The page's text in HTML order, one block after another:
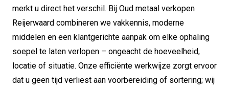
merkt u direct het verschil. Bij Oud metaal verkopen
Reijerwaard combineren we vakkennis, moderne
middelen en een klantgerichte aanpak om elke ophaling
soepel te laten verlopen – ongeacht de hoeveelheid,
locatie of situatie. Onze efficiënte werkwijze zorgt ervoor
dat u geen tijd verliest aan voorbereiding of sortering; wij